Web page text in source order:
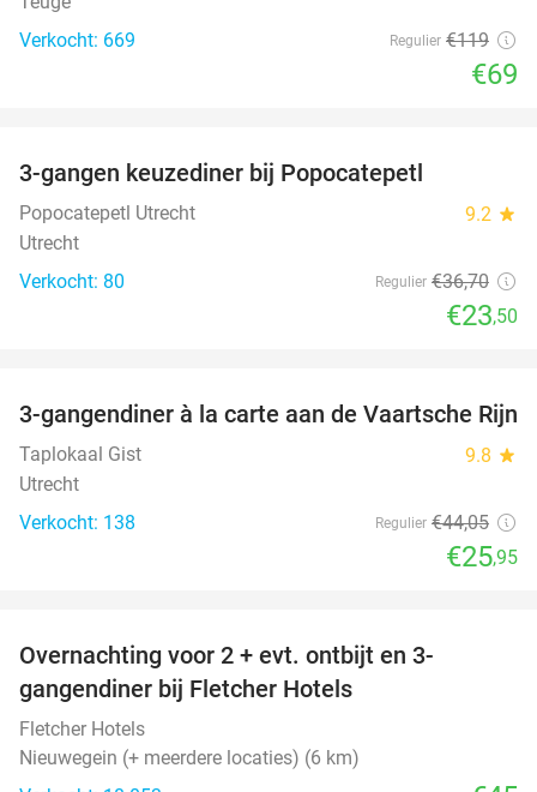
Verkocht: 669
Regulier €119
€69
3-gangen keuzediner bij Popocatepetl
Popocatepetl Utrecht 9.2 star
Utrecht
Verkocht: 80
Regulier €36,70
€23,50
41%
3-gangendiner à la carte aan de Vaartsche Rijn
Taplokaal Gist 9.8 star
Utrecht
Verkocht: 138
Regulier €44,05
€25,95
Overnachting voor 2 + evt. ontbijt en 3-
gangendiner bij Fletcher Hotels
Fletcher Hotels
Nieuwegein (+ meerdere locaties) (6 km)